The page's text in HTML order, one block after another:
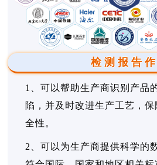
检测报告作
1、可以帮助生产商识别产品
陷，并及时改进生产工艺，
全性。
2、可以为生产商提供科学的